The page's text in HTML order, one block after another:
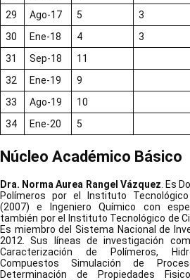
29
Ago-17 5 3
30
Ene-18 4 3
31
Sep-18 11
32
Ene-19 9
33
Ago-19 10
34
Ene-20 5
Núcleo Académico Básico
Dra. Norma Aurea Rangel Vázquez . Es
Polímeros por el Instituto
(2007) e Ingeniero Químico con
también por el Instituto Tecnológico de
Es miembro del Sistema Nacional de
2012. Sus líneas de investigación
Caracterización de Polímeros,
Compuestos Simulación de
Determinación de Propiedades